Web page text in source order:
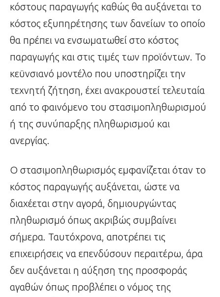
κόστους παραγωγής καθώς θα αυξάνεται το
κόστος εξυπηρέτησης των δανείων το οποίο
θα πρέπει να ενσωματωθεί στο κόστος
παραγωγής και στις τιμές των προϊόντων. Το
κεϋνσιανό μο­ντέλο που υποστηρίζει την
τεχνητή ζήτηση, έχει ανακρουστεί τελευταία
από το φαινόμενο του στασιμοπληθωρισμού
ή της συνύπαρξης πληθωρισμού και
ανεργίας.
Ο στασιμοπληθωρισμός εμφανίζεται όταν το
κόστος παραγωγής αυξάνεται, ώστε να
διαχέεται στην αγορά, δημιουργώντας
πληθωρισμό όπως ακριβώς συμβαίνει
σήμερα. Ταυτόχρονα, αποτρέπει τις
επιχειρήσεις να επενδύσουν περαιτέρω, άρα
δεν αυξάνεται η αύξηση της προσφοράς
αγαθών όπως προβλέπει ο νόμος της